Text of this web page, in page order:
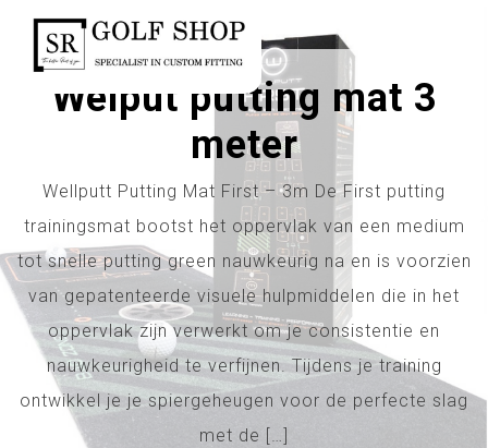
Welput putting mat 3
meter
Wellputt Putting Mat First – 3m De First putting
trainingsmat bootst het oppervlak van een medium
tot snelle putting green nauwkeurig na en is voorzien
van gepatenteerde visuele hulpmiddelen die in het
oppervlak zijn verwerkt om je consistentie en
nauwkeurigheid te verfijnen. Tijdens je training
ontwikkel je je spiergeheugen voor de perfecte slag
met de […]